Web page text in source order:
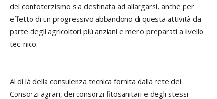
del contoterzismo sia destinata ad allargarsi, anche per
effetto di un progressivo abbandono di questa attività da
parte degli agricoltori più anziani e meno preparati a livello
tec-nico.
Al di là della consulenza tecnica fornita dalla rete dei
Consorzi agrari, dei consorzi fitosanitari e degli stessi